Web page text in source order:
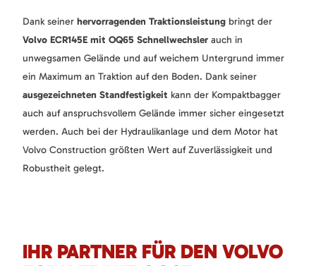
Dank seiner hervorragenden Traktionsleistung bringt der
Volvo ECR145E mit OQ65 Schnellwechsler auch in
unwegsamen Gelände und auf weichem Untergrund immer
ein Maximum an Traktion auf den Boden. Dank seiner
ausgezeichneten Standfestigkeit kann der Kompaktbagger
auch auf anspruchsvollem Gelände immer sicher eingesetzt
werden. Auch bei der Hydraulikanlage und dem Motor hat
Volvo Construction größten Wert auf Zuverlässigkeit und
Robustheit gelegt.
IHR PARTNER FÜR DEN VOLVO